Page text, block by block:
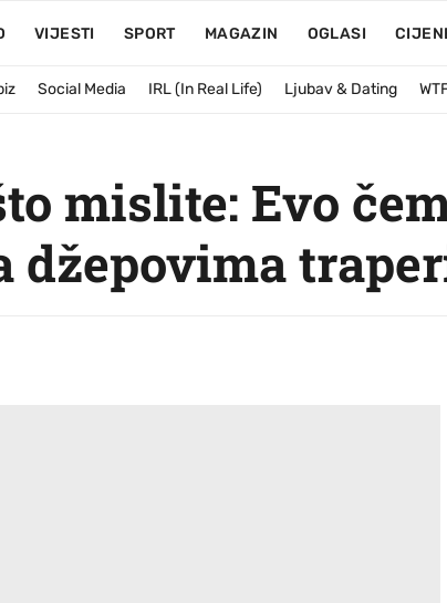
VIJESTI SPORT MAGAZIN OGLASI
Social Media IRL (In Real Life) Ljubav & Dating
mislite: Evo
džepovima